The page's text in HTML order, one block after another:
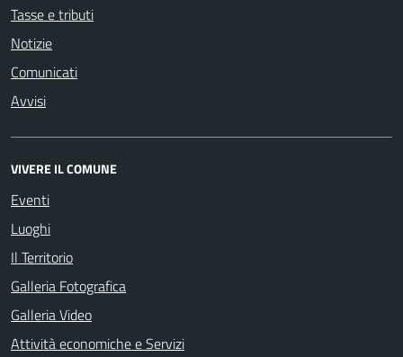
Tasse e tributi
Notizie
Comunicati
Avvisi
VIVERE IL COMUNE
Eventi
Luoghi
Il Territorio
Galleria Fotografica
Galleria Video
Attività economiche e Servizi